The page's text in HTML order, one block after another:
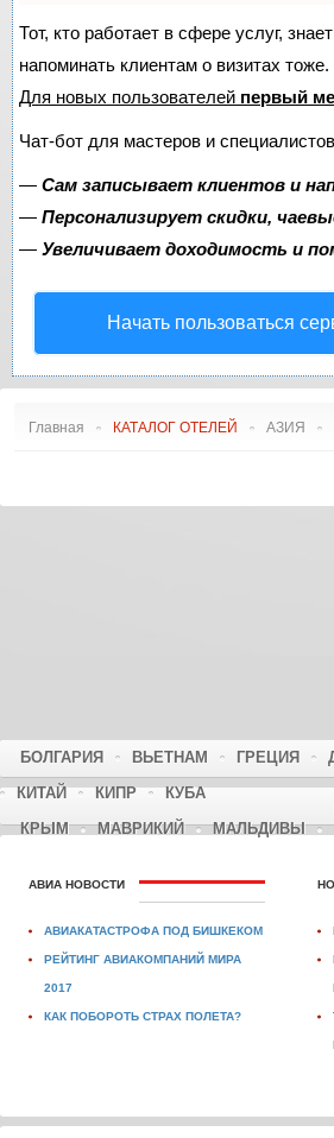
АЭРОПОРТЫ ВОСТОКА
АЭРОПОРТЫ АМЕРИКИ
РЕЙТИНГ АЭРОПОРТОВ
И ОКЕАНИИ
Тот, кто работает в сфере услуг,
напоминать клиентам о визитах
Для новых пользователей первый
Чат-бот для мастеров и
— Сам записывает клиентов и
— Персонализирует скидки,
— Увеличивает доходимость и
Начать пользоваться
Главная КАТАЛОГ ОТЕЛЕЙ АЗИЯ
БОЛГАРИЯ ВЬЕТНАМ ГРЕЦИЯ
КИТАЙ
КИПР
КУБА
КРЫМ
МАВРИКИЙ МАЛЬДИВЫ
АВИА НОВОСТИ
АВИАКАТАСТРОФА ПОД БИШКЕКОМ
РЕЙТИНГ АВИАКОМПАНИЙ МИРА
2017
КАК ПОБОРОТЬ СТРАХ ПОЛЕТА?